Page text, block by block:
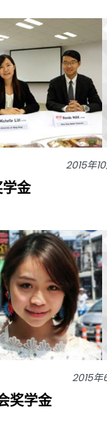
2015年
金
2015年
奖学金